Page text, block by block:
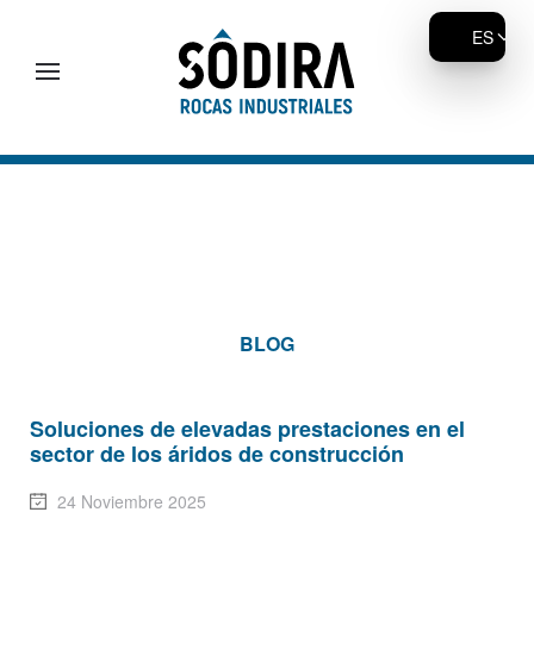
Skip to main content
BLOG
Soluciones de elevadas prestaciones en el
sector de los áridos de construcción
24 Noviembre 2025
ES